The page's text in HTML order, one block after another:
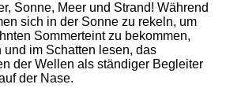
Sonne, Meer und Strand! Während
sich in der Sonne zu rekeln, um
Sommerteint zu bekommen,
und im Schatten lesen, das
der Wellen als ständiger Begleiter
der Nase.